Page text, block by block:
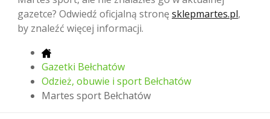
gazetce? Odwiedź oficjalną stronę sklepmartes.pl,
by znaleźć więcej informacji.
Gazetki Bełchatów
Odzież, obuwie i sport Bełchatów
Martes sport Bełchatów